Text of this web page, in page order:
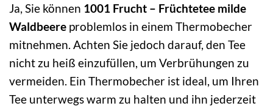
Ja, Sie können 1001 Frucht – Früchtetee milde
Waldbeere problemlos in einem Thermobecher
mitnehmen. Achten Sie jedoch darauf, den Tee
nicht zu heiß einzufüllen, um Verbrühungen zu
vermeiden. Ein Thermobecher ist ideal, um Ihren
Tee unterwegs warm zu halten und ihn jederzeit